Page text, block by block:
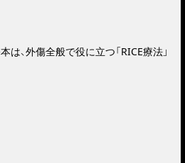
は、外傷全般で役に立つ「RICE療法」